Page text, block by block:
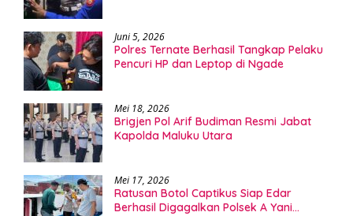
Juni 5, 2026
Polres Ternate Berhasil Tangkap Pelaku
Pencuri HP dan Leptop di Ngade
Mei 18, 2026
Brigjen Pol Arif Budiman Resmi Jabat
Kapolda Maluku Utara
Mei 17, 2026
Ratusan Botol Captikus Siap Edar
Berhasil Digagalkan Polsek A Yani